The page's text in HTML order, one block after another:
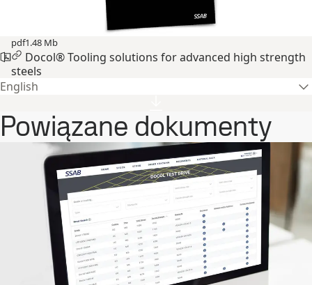
pdf1.48 Mb
Docol® Tooling solutions for advanced high strength
steels
English
Powiązane dokumenty